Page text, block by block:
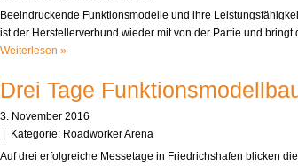
Beeindruckende Funktionsmodelle und ihre
ist der Herstellerverbund wieder mit von der Partie und
Weiterlesen »
Drei Tage
3. November 2016
| Kategorie: Roadworker Arena
Auf drei erfolgreiche Messetage in Friedrichshafen blicken